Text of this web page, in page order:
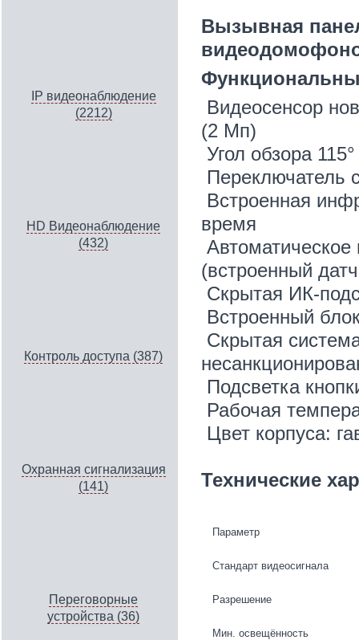
IP видеонаблюдение
(2212)
HD Видеонаблюдение
(432)
Контроль доступа (387)
Охранная сигнализация
(141)
Переговорные
устройства (36)
Вызывная
Видеосенсор
(2 Мп)
Угол обзора
Переключатель
Встроенная
время
(встроенный
Скрытая ИК-
Встроенный
Скрытая
Подсветка
Рабочая
Цвет корпуса:
Технические
Параметр
Стандарт видеосигнала
Разрешение
Мин. освещённость